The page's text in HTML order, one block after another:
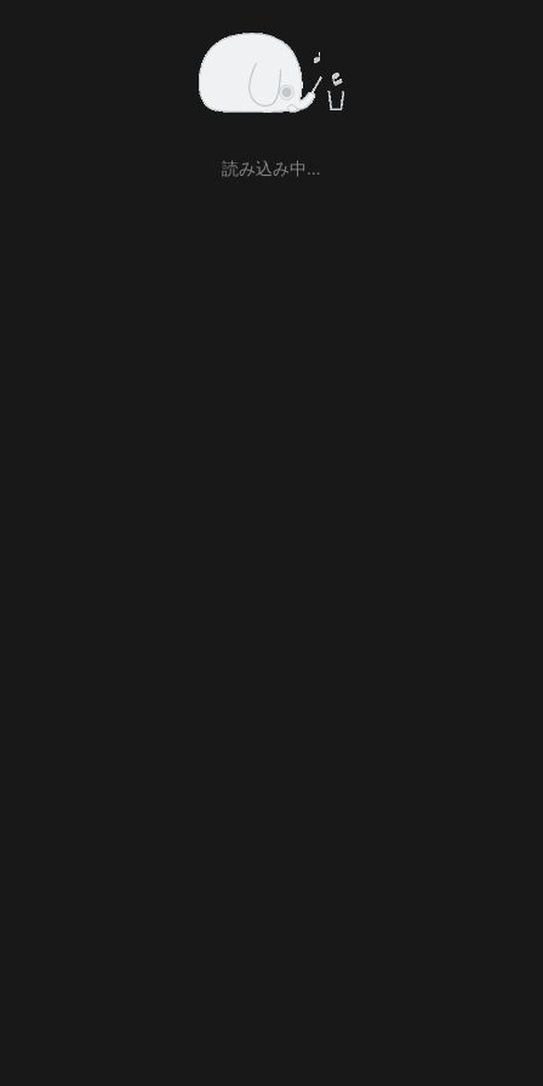
読み込み中…